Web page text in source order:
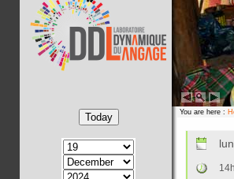
You are here :